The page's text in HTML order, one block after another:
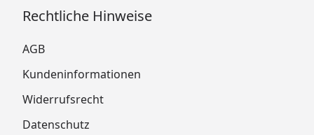
Rechtliche Hinweise
AGB
Kundeninformationen
Widerrufsrecht
Datenschutz